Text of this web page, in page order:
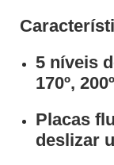
5 níveis
170º,
Placas
deslizar